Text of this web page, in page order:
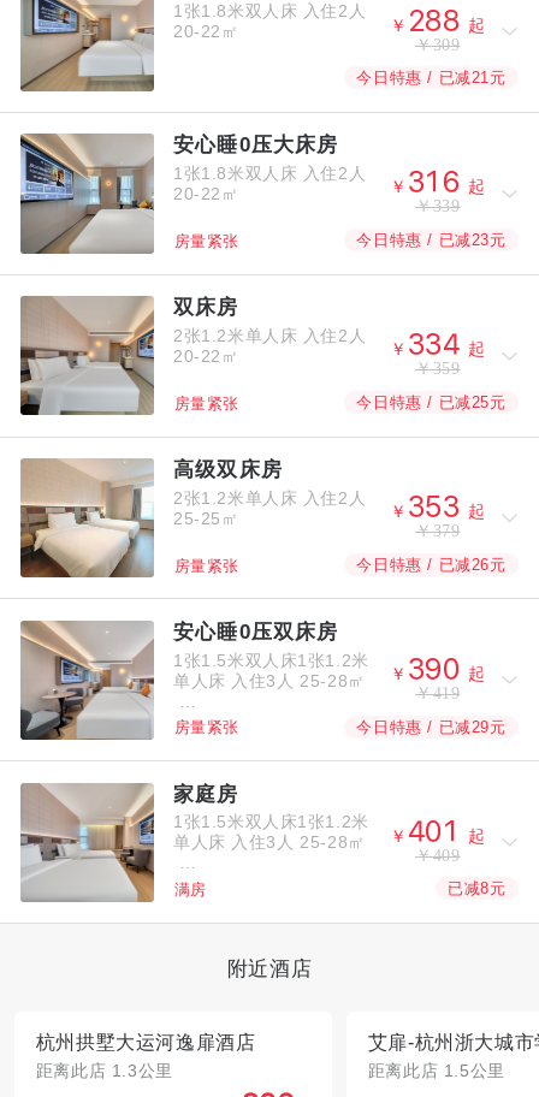
1张1.8米双人床 入住2人
20-22㎡
￥ 
起
￥309
今日特惠 / 已减21元
安心睡0压大床房
1张1.8米双人床 入住2人
20-22㎡
￥   起
￥339
房量紧张 今日特惠 / 已减23元
双床房
2张1.2米单人床 入住2人
20-22㎡
￥  起
￥359
房量紧张 今日特惠 / 已减25元
高级双床房
2张1.2米单人床 入住2人
25-25㎡
￥  起
￥379
房量紧张 今日特惠 / 已减26元
安心睡0压双床房
1张1.5米双人床1张1.2米
单人床 入住3人 25-28㎡ ￥ 
起
￥419
房量紧张 今日特惠 / 已减29元
家庭房
1张1.5米双人床1张1.2米
单人床 入住3人 25-28㎡ ￥  
起
￥409
满房 已减8元
附近酒店
杭州拱墅大运河逸扉酒店
距离此店 1.3公里
艾扉-杭州浙大城市
距离此店 1.5公里